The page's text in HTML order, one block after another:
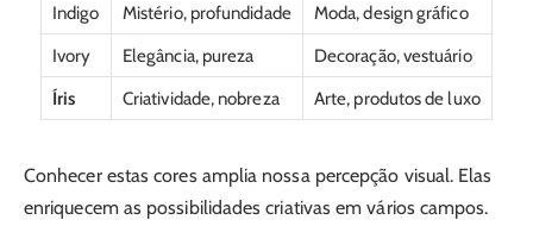
Indigo
Mistério, profundidade
Moda, design gráfico
Ivory
Elegância, pureza
Decoração, vestuário
Íris
Criatividade, nobreza Arte, produtos de luxo
Conhecer estas cores amplia nossa percepção visual. Elas
enriquecem as possibilidades criativas em vários campos.